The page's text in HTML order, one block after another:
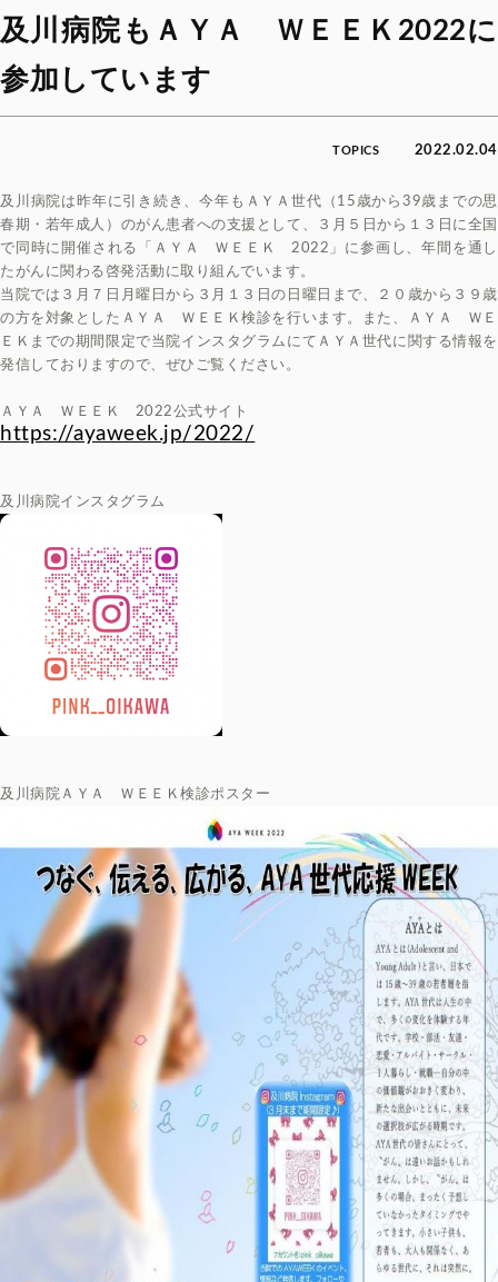
及川病院もＡＹＡ ＷＥＥＫ2022に
参加しています
TOPICS 2022.02.04
及川病院は昨年に引き続き、今年もＡＹＡ世代（15歳から39歳までの思
春期・若年成人）のがん患者への支援として、３月５日から１３日に全国
で同時に開催される「ＡＹＡ ＷＥＥＫ 2022」に参画し、年間を通し
たがんに関わる啓発活動に取り組んでいます。
当院では３月７日月曜日から３月１３日の日曜日まで、２０歳から３９歳
の方を対象としたＡＹＡ ＷＥＥＫ検診を行います。また、ＡＹＡ ＷＥ
ＥＫまでの期間限定で当院インスタグラムにてＡＹＡ世代に関する情報を
発信しておりますので、ぜひご覧ください。
ＡＹＡ ＷＥＥＫ 2022公式サイト
https://ayaweek.jp/2022/
及川病院インスタグラム
及川病院ＡＹＡ ＷＥＥＫ検診ポスター